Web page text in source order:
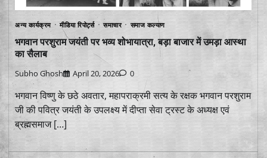
अन्य कार्यक्रम मीडिया रिपोर्ट्स समाचार समाज कल्याण
भगवान परशुराम जयंती पर भव्य शोभायात्रा, बड़ा बाजार में उमड़ा आस्था
का सैलाब
Subho Ghosh April 20, 2026 0
भगवान विष्णु के छठे अवतार, महापराक्रमी सत्य के रक्षक भगवान परशुराम
जी की पवित्र जयंती के उपलक्ष्य में दीप्ता सेवा ट्रस्ट के अध्यक्ष एवं
ब्रह्मसमाज […]